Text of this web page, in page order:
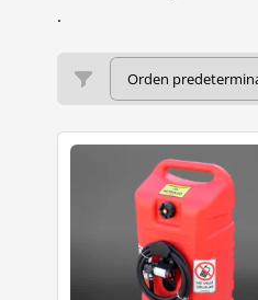
.